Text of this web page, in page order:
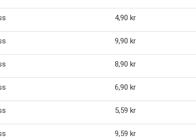
4,90 kr
9,90 kr
8,90 kr
6,90 kr
5,59 kr
9,59 kr